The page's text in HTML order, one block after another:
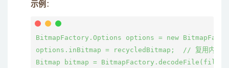
示例 ：
BitmapFactory.Options options = new
options.inBitmap = recycledBitmap;  // 复用内存